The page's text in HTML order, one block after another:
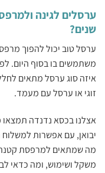
ערסלים לגינה
שנים?
‏ערסל טוב יכול להפוך
משתמשים בו בסוף היום.
איזה סוג ערסל מתאים
זוגי או ערסל עם מעמד.‏
אצלנו ‏בכסא נדנדה
יבואן, עם אפשרות
מה שמתאים למרפסת קטנה,
משקל ושימוש, ומה כדאי